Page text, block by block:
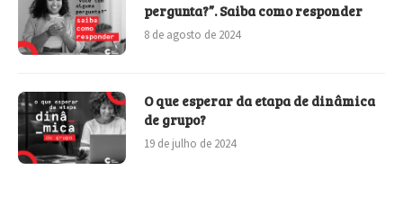
pergunta?”. Saiba como responder
8 de agosto de 2024
O que esperar da etapa de dinâmica
de grupo?
19 de julho de 2024